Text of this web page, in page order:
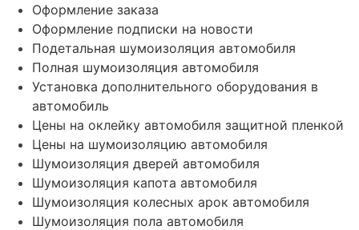
Оформление заказа
Оформление подписки на новости
Подетальная шумоизоляция автомобиля
Полная шумоизоляция автомобиля
Установка дополнительного оборудования в
автомобиль
Цены на оклейку автомобиля защитной пленкой
Цены на шумоизоляцию автомобиля
Шумоизоляция дверей автомобиля
Шумоизоляция капота автомобиля
Шумоизоляция колесных арок автомобиля
Шумоизоляция пола автомобиля